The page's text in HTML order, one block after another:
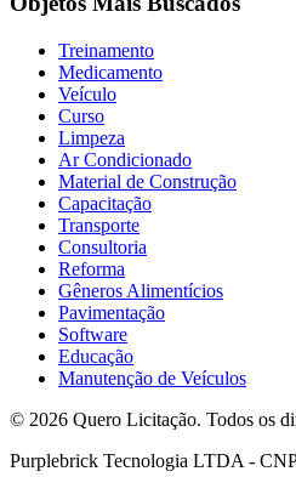
Treinamento
Medicamento
Veículo
Curso
Limpeza
Ar Condicionado
Material de Construção
Capacitação
Transporte
Consultoria
Reforma
Gêneros Alimentícios
Pavimentação
Software
Educação
Manutenção de Veículos
© 2026 Quero Licitação. Todos os
Purplebrick Tecnologia LTDA -